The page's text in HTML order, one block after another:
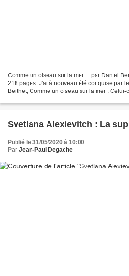
Comme un oiseau sur la mer… par Daniel
218 pages. J'ai à nouveau été conquise par
Berthet, Comme un oiseau sur la mer .
Svetlana Alexievitch : La
Publié le 31/05/2020 à 10:00
Par Jean-Paul Degache